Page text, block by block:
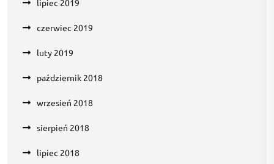
lipiec 2019
czerwiec 2019
luty 2019
październik 2018
wrzesień 2018
sierpień 2018
lipiec 2018